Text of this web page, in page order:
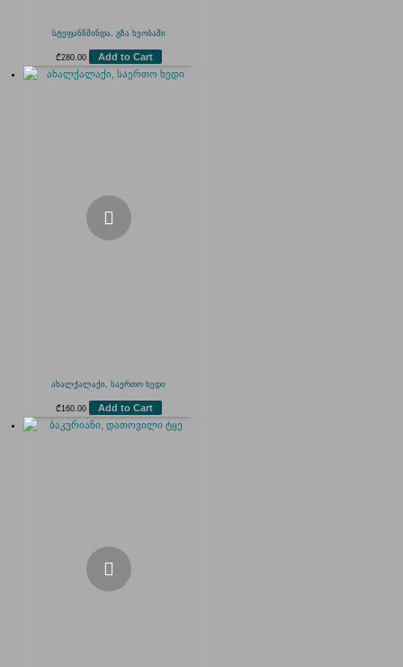
სტეფანწმინდა, გზა ხეობაში
₾280.00 Add to Cart
ახალქალაქი, საერთო ხედი
₾ 160.00 Add to Cart